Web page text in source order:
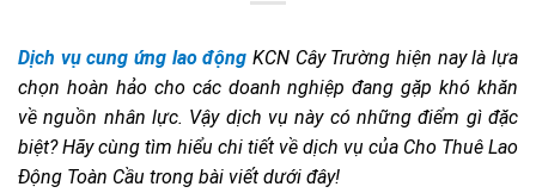
Dịch vụ cung ứng lao động KCN Cây Trường hiện nay là lựa
chọn hoàn hảo cho các doanh nghiệp đang gặp khó khăn
về nguồn nhân lực. Vậy dịch vụ này có những điểm gì đặc
biệt? Hãy cùng tìm hiểu chi tiết về dịch vụ của Cho Thuê Lao
Động Toàn Cầu trong bài viết dưới đây!